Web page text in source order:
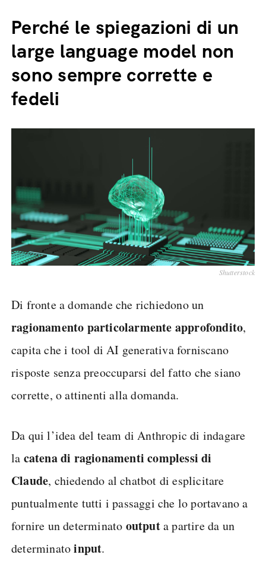
Perché le spiegazioni di un
large language model non
sono sempre corrette e
fedeli
Shutterstock
Di fronte a domande che richiedono un
ragionamento particolarmente approfondito,
capita che i tool di AI generativa forniscano
risposte senza preoccuparsi del fatto che siano
corrette, o attinenti alla domanda.
Da qui l’idea del team di Anthropic di indagare
la catena di ragionamenti complessi di
Claude, chiedendo al chatbot di esplicitare
puntualmente tutti i passaggi che lo portavano a
fornire un determinato outputa partire da un
determinatoinput.